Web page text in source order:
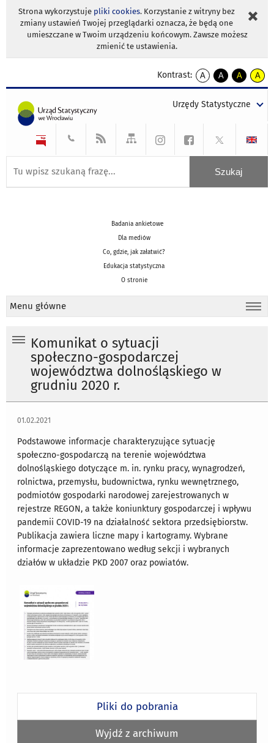
Strona wykorzystuje pliki cookies. Korzystanie z witryny bez
zmiany ustawień Twojej przeglądarki oznacza, że będą one
umieszczane w Twoim urządzeniu końcowym. Zawsze możesz
zmienić te ustawienia.
Kontrast:
A
kontrast
A
kontrast
tekst
czarnym
A
kontrast
tekst
czarnym
A
tekst
żółtym
Urzędy Statystyczne
Badania ankietowe
Dla mediów
Co, gdzie, jak załatwić?
Edukacja statystyczna
O stronie
Menu główne
Komunikat o sytuacji
społeczno-gospodarczej
województwa dolnośląskiego w
grudniu 2020 r.
01.02.2021
Podstawowe informacje charakteryzujące sytuację
społeczno-gospodarczą na terenie województwa
dolnośląskiego dotyczące m. in. rynku pracy, wynagrodzeń,
rolnictwa, przemysłu, budownictwa, rynku wewnętrznego,
podmiotów gospodarki narodowej zarejestrowanych w
rejestrze REGON, a także koniunktury gospodarczej i wpływu
pandemii COVID-19 na działalność sektora przedsiębiorstw.
Publikacja zawiera liczne mapy i kartogramy. Wybrane
informacje zaprezentowano według sekcji i wybranych
działów w układzie PKD 2007 oraz powiatów.
Pliki do pobrania
Wyjdź z archiwum